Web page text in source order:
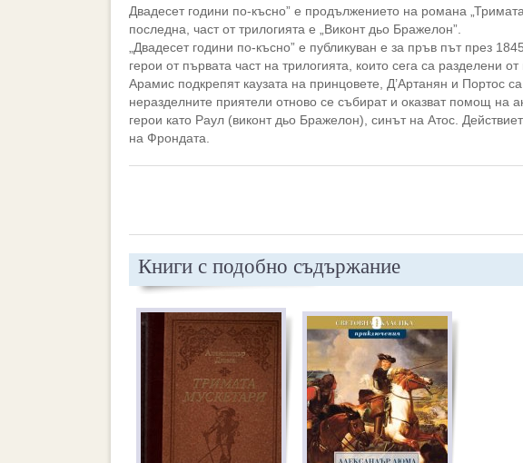
Двадесет години по-късно” е продължението на романа
последна, част от трилогията е „Виконт дьо Бражелон”.
„Двадесет години по-късно” е публикуван е за пръв път през
герои от първата част на трилогията, които сега са разделени
Арамис подкрепят каузата на принцовете, Д’Артанян и Портос
неразделните приятели отново се събират и оказват помощ на
герои като Раул (виконт дьо Бражелон), синът на Атос.
на Фрондата.
Книги с подобно съдържание